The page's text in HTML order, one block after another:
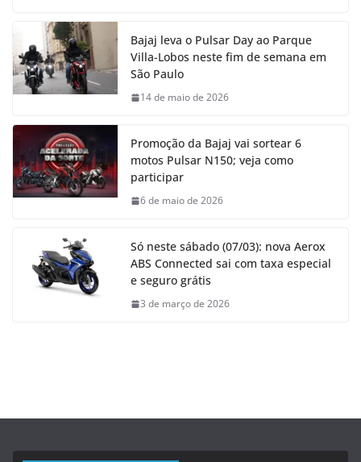
Bajaj leva o Pulsar Day ao Parque
Villa-Lobos neste fim de semana em
São Paulo
14 de maio de 2026
Promoção da Bajaj vai sortear 6
motos Pulsar N150; veja como
participar
6 de maio de 2026
Só neste sábado (07/03): nova Aerox
ABS Connected sai com taxa especial
e seguro grátis
3 de março de 2026